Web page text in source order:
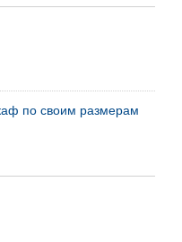
по своим размерам